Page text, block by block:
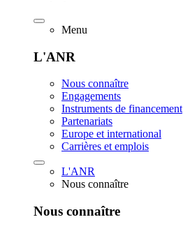
Menu
L'ANR
Nous connaître
Engagements
Instruments de financement
Partenariats
Europe et international
Carrières et emplois
L'ANR
Nous connaître
Nous connaître